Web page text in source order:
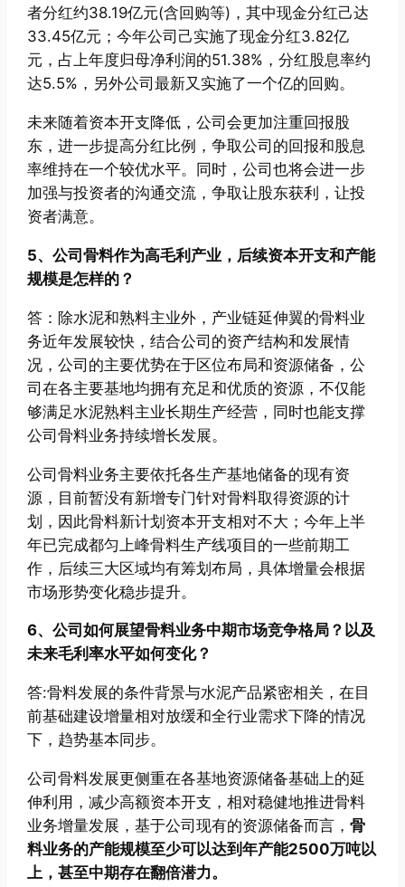
者分红约38.19亿元(含回购等)，其中现金分红己达
33.45亿元；今年公司己实施了现金分红3.82亿
元，占上年度归母净利润的51.38%，分红股息率约
达5.5%，另外公司最新又实施了一个亿的回购。
未来随着资本开支降低，公司会更加注重回报股
东，进一步提高分红比例，争取公司的回报和股息
率维持在一个较优水平。同时，公司也将会进一步
加强与投资者的沟通交流，争取让股东获利，让投
资者满意。
5、公司骨料作为高毛利产业，后续资本开支和产能
规模是怎样的？
答：除水泥和熟料主业外，产业链延伸翼的骨料业
务近年发展较快，结合公司的资产结构和发展情
况，公司的主要优势在于区位布局和资源储备，公
司在各主要基地均拥有充足和优质的资源，不仅能
够满足水泥熟料主业长期生产经营，同时也能支撑
公司骨料业务持续增长发展。
公司骨料业务主要依托各生产基地储备的现有资
源，目前暂没有新增专门针对骨料取得资源的计
划，因此骨料新计划资本开支相对不大；今年上半
年已完成都匀上峰骨料生产线项目的一些前期工
作，后续三大区域均有筹划布局，具体增量会根据
市场形势变化稳步提升。
6、公司如何展望骨料业务中期市场竞争格局？以及
未来毛利率水平如何变化？
答:骨料发展的条件背景与水泥产品紧密相关，在目
前基础建设增量相对放缓和全行业需求下降的情况
下，趋势基本同步。
公司骨料发展更侧重在各基地资源储备基础上的延
伸利用，减少高额资本开支，相对稳健地推进骨料
业务增量发展，基于公司现有的资源储备而言，骨
料业务的产能规模至少可以达到年产能2500万吨以
上，甚至中期存在翻倍潜力。